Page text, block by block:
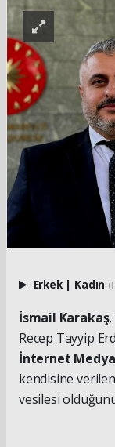
Erkek | Kadın
İsmail Karakaş
Recep Tayyip
İnternet
kendisine
vesilesi